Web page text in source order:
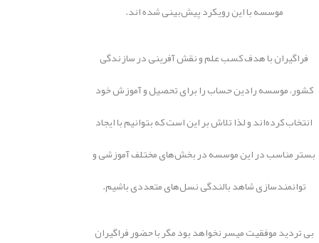
موسسه با این رویکرد پیش‌بینی شده اند.
فراگیران با هدف کسب علم و نقش آفرینی در سازندگی
کشور، موسسه رادین حساب را برای تحصیل و آموزش خود
انتخاب کرده‌اند و لذا تلاش بر این است که بتوانیم با ایجاد
بستر مناسب در این موسسه در بخش‌های مختلف آموزشی و
توانمندسازی شاهد بالندگی نسل‌های متعددی باشیم.
بی تردید موفقیت میسر نخواهد بود مگر با حضور فراگیران